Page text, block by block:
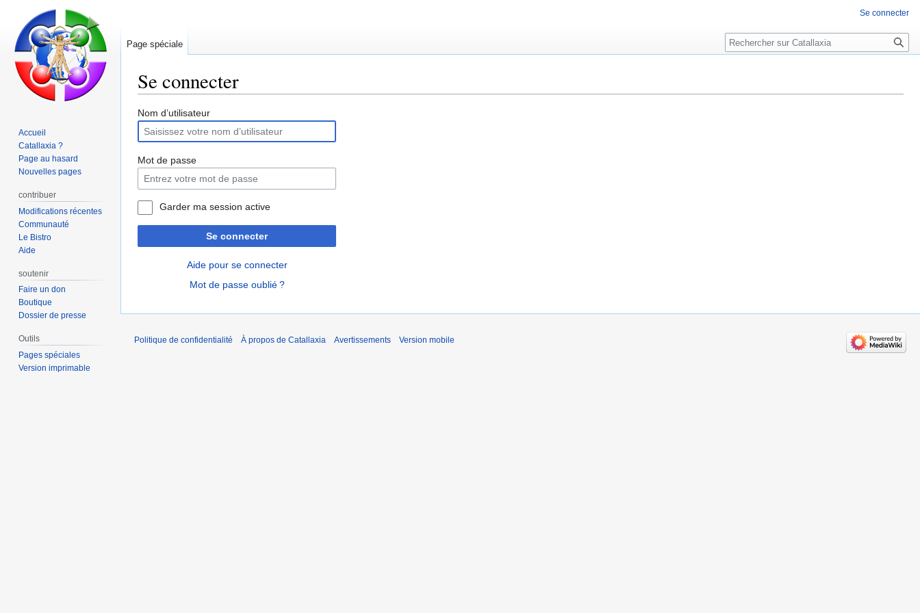
Se connecter
Aller
la
navigation
Aller
la
recherche
Nom d’utilisateur
Mot de passe
Garder ma session active
Se connecter
Aide pour se connecter
Mot de passe oublié ?
Se connecter
Page spéciale Rechercher
Accueil
Catallaxia ?
Page au hasard
Nouvelles pages
contribuer
Modifications récentes
Communauté
Le Bistro
Aide
soutenir
Faire un don
Boutique
Dossier de presse
Outils
Pages spéciales
Version imprimable
Politique de confidentialité À propos de Catallaxia Avertissements Version mobile